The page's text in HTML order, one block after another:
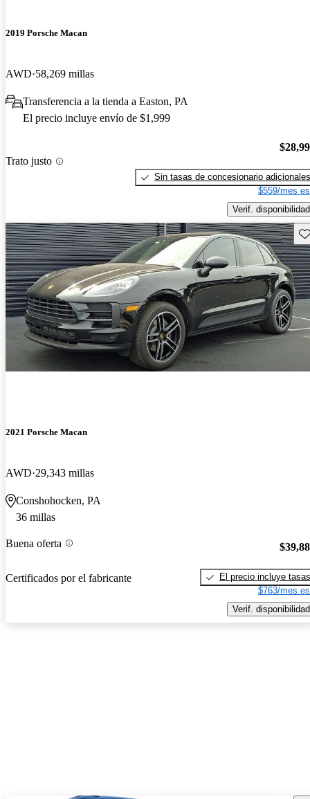
2019 Porsche Macan
AWD 58,269 millas
Transferencia a la tienda a Easton, PA
El precio incluye envío de $1,999
Trato justo
Sin tasas de concesionario adicionales
$559/mes
Verif. disponibilidad
2021 Porsche Macan
AWD 29,343 millas
Conshohocken, PA
36 millas
Buena oferta
Certificados por el fabricante
El precio incluye tasas
$763/mes
Verif. disponibilidad